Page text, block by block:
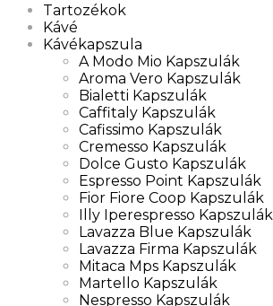
Tartozékok
Kávé
Kávékapszula
A Modo Mio Kapszulák
Aroma Vero Kapszulák
Bialetti Kapszulák
Caffitaly Kapszulák
Cafissimo Kapszulák
Cremesso Kapszulák
Dolce Gusto Kapszulák
Espresso Point Kapszulák
Fior Fiore Coop Kapszulák
Illy Iperespresso Kapszulák
Lavazza Blue Kapszulák
Lavazza Firma Kapszulák
Mitaca Mps Kapszulák
Martello Kapszulák
Nespresso Kapszulák